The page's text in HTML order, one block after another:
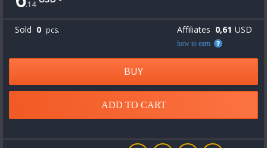
.14
Sold 0 pcs. Affiliates 0,61 USD
how to earn
BUY
ADD TO CART